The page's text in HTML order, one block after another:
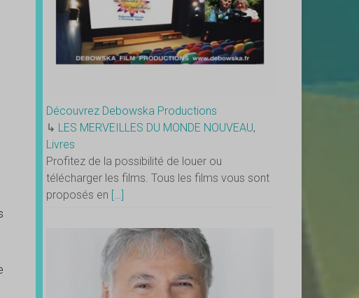
Découvrez Debowska Productions
↳ LES MERVEILLES DU MONDE NOUVEAU,
Livres
Profitez de la possibilité de louer ou
télécharger les films. Tous les films vous sont
proposés en […]